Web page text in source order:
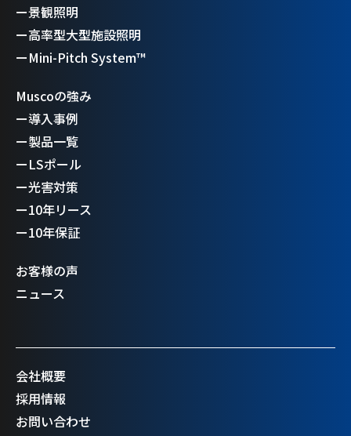
ー景観照明
ー高率型大型施設照明
ーMini-Pitch System™
Muscoの強み
ー導入事例
ー製品一覧
ーLSポール
ー光害対策
ー10年リース
ー10年保証
お客様の声
ニュース
会社概要
採用情報
お問い合わせ